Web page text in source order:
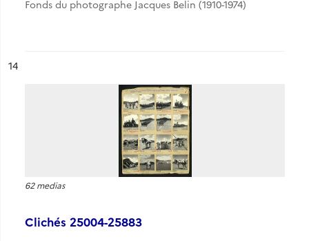
Fonds du photographe Jacques Belin (1910-1974)
n°
14
62 medias
Clichés 25004-25883